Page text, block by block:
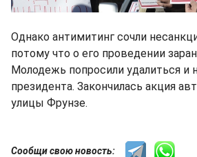
Однако антимитинг сочли
потому что о его проведении
Молодежь попросили удалиться
президента. Закончилась акция
улицы Фрунзе.
Сообщи свою новость: